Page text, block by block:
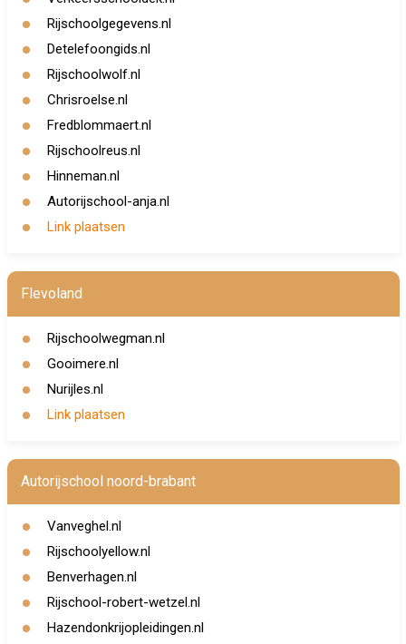
Rijschoolgegevens.nl
Detelefoongids.nl
Rijschoolwolf.nl
Chrisroelse.nl
Fredblommaert.nl
Rijschoolreus.nl
Hinneman.nl
Autorijschool-anja.nl
Link plaatsen
Flevoland
Rijschoolwegman.nl
Gooimere.nl
Nurijles.nl
Link plaatsen
Autorijschool noord-brabant
Vanveghel.nl
Rijschoolyellow.nl
Benverhagen.nl
Rijschool-robert-wetzel.nl
Hazendonkrijopleidingen.nl